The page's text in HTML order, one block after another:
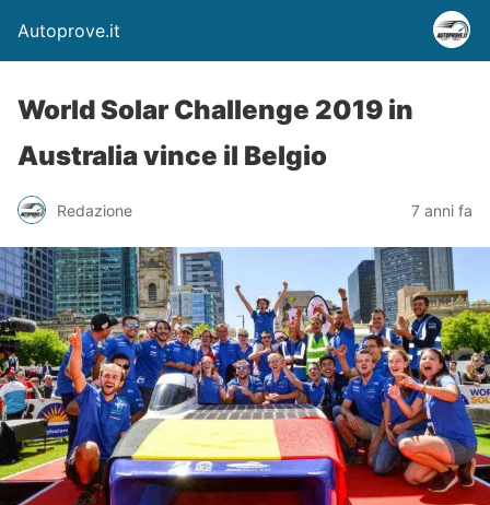
Autoprove.it
World Solar Challenge 2019 in
Australia vince il Belgio
Redazione 7 anni fa